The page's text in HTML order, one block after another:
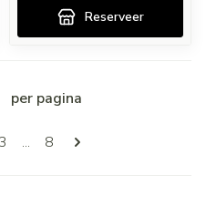
Reserveer
Pagina's pagina
Pagina
3 ... Pagina
8
per pagina